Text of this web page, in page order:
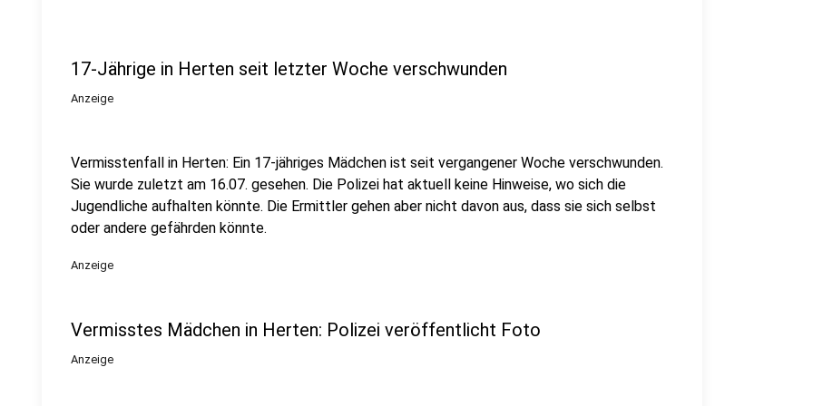
17-Jährige in Herten seit letzter Woche verschwunden
Anzeige
Vermisstenfall in Herten: Ein 17-jähriges Mädchen ist seit vergangener Woche verschwunden.
Sie wurde zuletzt am 16.07. gesehen. Die Polizei hat aktuell keine Hinweise, wo sich die
Jugendliche aufhalten könnte. Die Ermittler gehen aber nicht davon aus, dass sie sich selbst
oder andere gefährden könnte.
Anzeige
Vermisstes Mädchen in Herten: Polizei veröffentlicht Foto
Anzeige